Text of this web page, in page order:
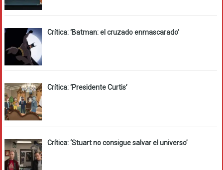
Crítica: ‘Batman: el cruzado enmascarado’
Crítica: ‘Presidente Curtis’
Crítica: ‘Stuart no consigue salvar el universo’